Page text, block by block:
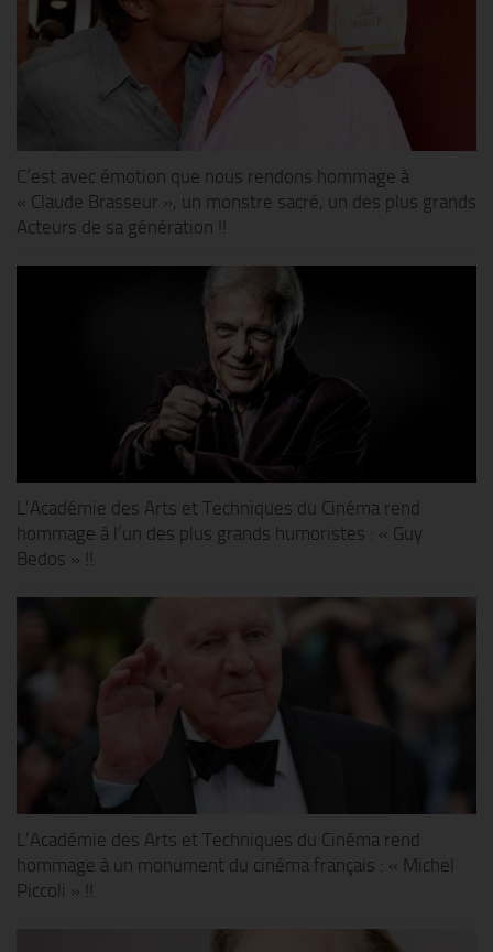
C’est avec émotion que nous rendons hommage à
« Claude Brasseur », un monstre sacré, un des plus grands
Acteurs de sa génération !!
L’Académie des Arts et Techniques du Cinéma rend
hommage à l’un des plus grands humoristes : « Guy
Bedos » !!
L’Académie des Arts et Techniques du Cinéma rend
hommage à un monument du cinéma français : « Michel
Piccoli » !!